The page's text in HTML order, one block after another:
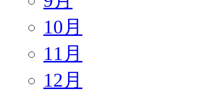
10月
11月
12月